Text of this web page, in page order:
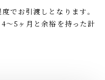
でお引渡しとなります。
〜5ヶ月と余裕を持った計